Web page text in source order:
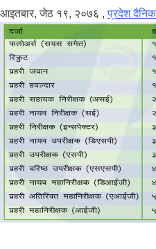
आइतबार, जेठ १९, २०७६ ,प्रदेश दैनिक